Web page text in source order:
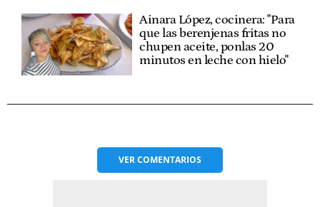
Ainara López, cocinera: "Para
que las berenjenas fritas no
chupen aceite, ponlas 20
minutos en leche con hielo"
VERCOMENTARIOS